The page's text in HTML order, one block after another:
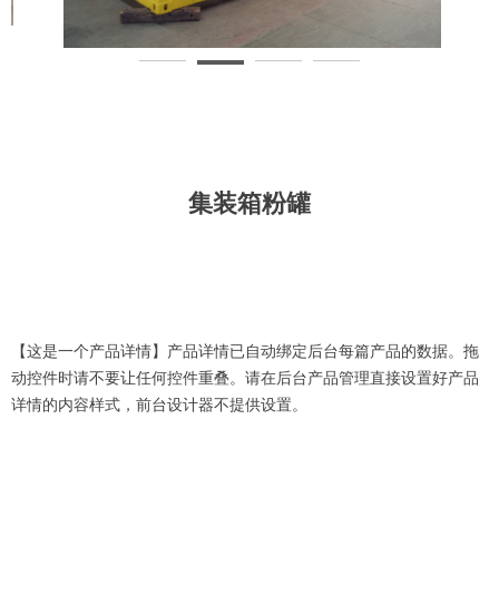
集装箱粉罐
【这是一个产品详情】产品详情已自动绑定后台每篇产品的数据。拖
动控件时请不要让任何控件重叠。请在后台产品管理直接设置好产品
详情的内容样式，前台设计器不提供设置。